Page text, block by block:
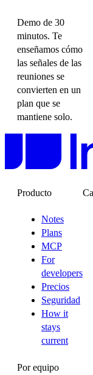
Demo de 30
minutos. Te
enseñamos cómo
las señales de las
reuniones se
convierten en un
plan que se
mantiene solo.
Producto
Notes
Plans
MCP
For
developers
Precios
Seguridad
How it
stays
current
Por equipo